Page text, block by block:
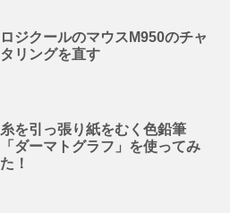
ロジクールのマウスM950のチャ
タリングを直す
糸を引っ張り紙をむく色鉛筆
「ダーマトグラフ」を使ってみ
た！